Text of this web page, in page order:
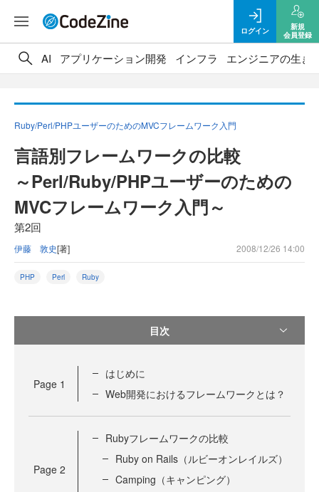
ログイン
新規
会員登録
AI アプリケーション開発 インフラ エンジニアの生き
Ruby/Perl/PHPユーザーのためのMVCフレームワーク入門
言語別フレームワークの比較
～Perl/Ruby/PHPユーザーのための
MVCフレームワーク入門～
第2回
伊藤 敦史[著] 2008/12/26 14:00
PHP Perl Ruby
目次
Page 1
はじめに
Web開発におけるフレームワークとは？
Page 2
Rubyフレームワークの比較
Ruby on Rails（ルビーオンレイルズ）
Camping（キャンピング）